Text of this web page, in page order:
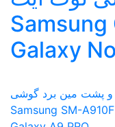
Samsung
Galaxy